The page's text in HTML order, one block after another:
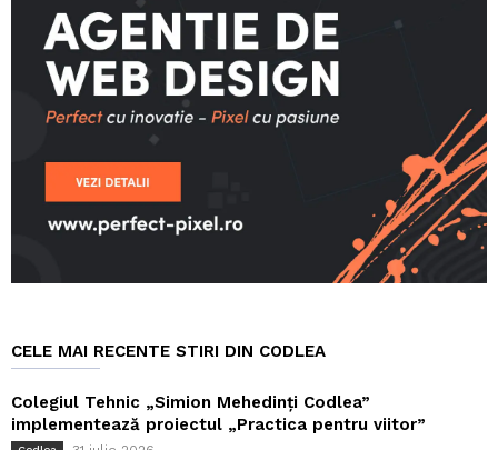
CELE MAI RECENTE STIRI DIN CODLEA
Colegiul Tehnic „Simion Mehedinți Codlea”
implementează proiectul „Practica pentru viitor”